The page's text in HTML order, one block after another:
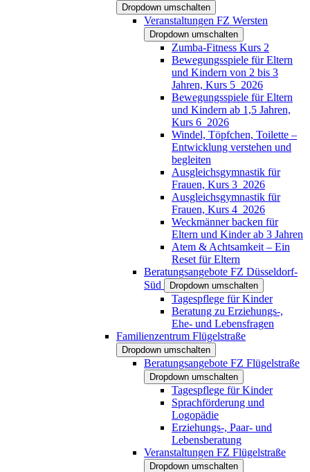
Dropdown umschalten
Veranstaltungen FZ Wersten
Dropdown umschalten
Zumba-Fitness Kurs 2
Bewegungsspiele für Eltern
und Kindern von 2 bis 3
Jahren, Kurs 5_2026
Bewegungsspiele für Eltern
und Kindern ab 1,5 Jahren,
Kurs 6_2026
Windel, Töpfchen, Toilette –
Entwicklung verstehen und
begleiten
Ausgleichsgymnastik für
Frauen, Kurs 3_2026
Ausgleichsgymnastik für
Frauen, Kurs 4_2026
Weckmänner backen für
Eltern und Kinder ab 3 Jahren
Atem & Achtsamkeit – Ein
Reset für Eltern
Beratungsangebote FZ Düsseldorf-
Süd
Dropdown umschalten
Tagespflege für Kinder
Beratung zu Erziehungs-,
Ehe- und Lebensfragen
Familienzentrum Flügelstraße
Dropdown umschalten
Beratungsangebote FZ Flügelstraße
Dropdown umschalten
Tagespflege für Kinder
Sprachförderung und
Logopädie
Erziehungs-, Paar- und
Lebensberatung
Veranstaltungen FZ Flügelstraße
Dropdown umschalten